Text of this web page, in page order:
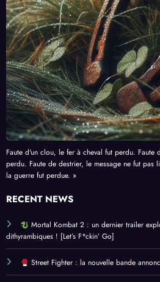
Faute d'un clou, le fer à cheval fut perdu. Faute
perdu. Faute de destrier, le message ne fut pas
la guerre fut perdue. »
RECENT NEWS
Mortal Kombat 2 : un dernier trailer
dithyrambiques ! [Let’s F*ckin’ Go]
Street Fighter : la nouvelle bande